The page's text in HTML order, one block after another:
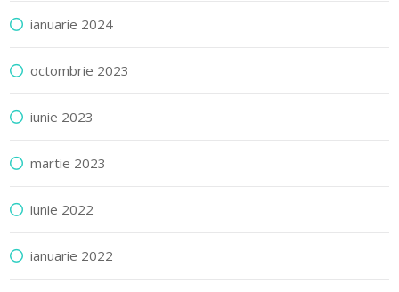
ianuarie 2024
octombrie 2023
iunie 2023
martie 2023
iunie 2022
ianuarie 2022